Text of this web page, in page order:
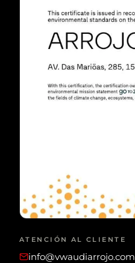
ATENCIÓN AL CLIENTE
info@vwaudiarrojo.com